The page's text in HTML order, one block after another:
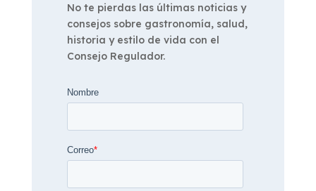
No te pierdas las últimas noticias y
consejos sobre gastronomía, salud,
historia y estilo de vida con el
Consejo Regulador.